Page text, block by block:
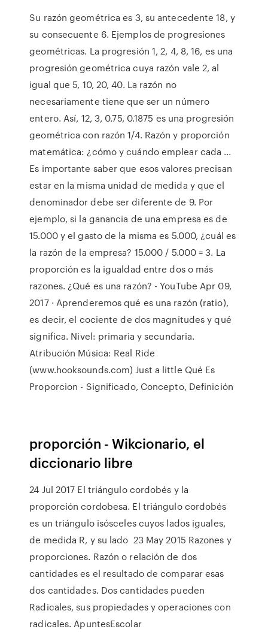
Su razón geométrica es 3, su antecedente 18, y
su consecuente 6. Ejemplos de progresiones
geométricas. La progresión 1, 2, 4, 8, 16, es una
progresión geométrica cuya razón vale 2, al
igual que 5, 10, 20, 40. La razón no
necesariamente tiene que ser un número
entero. Así, 12, 3, 0.75, 0.1875 es una progresión
geométrica con razón 1/4. Razón y proporción
matemática: ¿cómo y cuándo emplear cada ...
Es importante saber que esos valores precisan
estar en la misma unidad de medida y que el
denominador debe ser diferente de 9. Por
ejemplo, si la ganancia de una empresa es de
15.000 y el gasto de la misma es 5.000, ¿cuál es
la razón de la empresa? 15.000 / 5.000 = 3. La
proporción es la igualdad entre dos o más
razones. ¿Qué es una razón? - YouTube Apr 09,
2017 · Aprenderemos qué es una razón (ratio),
es decir, el cociente de dos magnitudes y qué
significa. Nivel: primaria y secundaria.
Atribución Música: Real Ride
(www.hooksounds.com) Just a little Qué Es
Proporcion - Significado, Concepto, Definición
proporción - Wikcionario, el
diccionario libre
24 Jul 2017 El triángulo cordobés y la
proporción cordobesa. El triángulo cordobés
es un triángulo isósceles cuyos lados iguales,
de medida R, y su lado 23 May 2015 Razones y
proporciones. Razón o relación de dos
cantidades es el resultado de comparar esas
dos cantidades. Dos cantidades pueden
Radicales, sus propiedades y operaciones con
radicales. ApuntesEscolar